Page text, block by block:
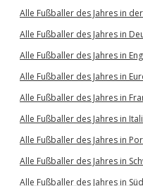
Alle Fußballer des Jahres in
Alle Fußballer des Jahres in
Alle Fußballer des Jahres in
Alle Fußballer des Jahres in
Alle Fußballer des Jahres in
Alle Fußballer des Jahres in
Alle Fußballer des Jahres in
Alle Fußballer des Jahres in
Alle Fußballer des Jahres in